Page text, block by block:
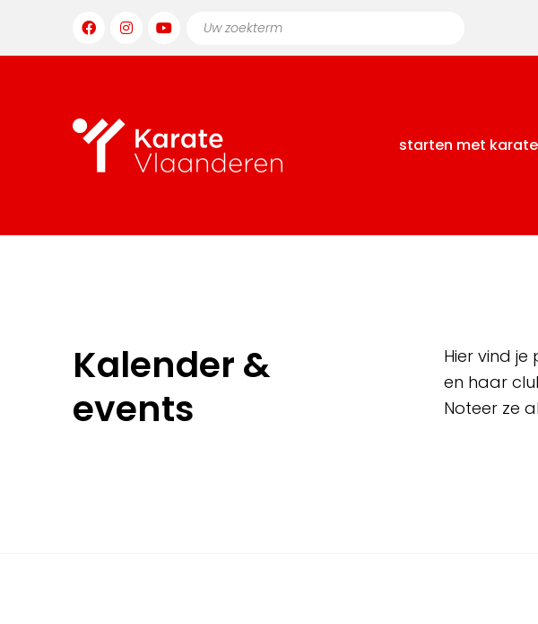
starten met karate
Kalender &
events
Hier vind
en haar
Noteer ze